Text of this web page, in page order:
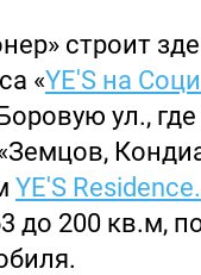
строит
«YE'S на
ул.,
YE'S Residence.
до 200 кв.м,